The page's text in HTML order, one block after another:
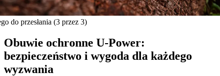
do przesłania (3 przez 3)
Obuwie ochronne U‑Power:
bezpieczeństwo i wygoda dla każdego
wyzwania